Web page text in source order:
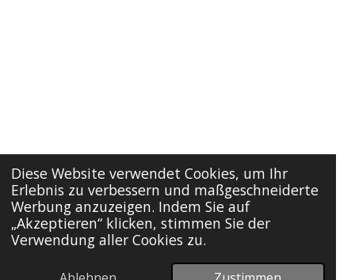
Diese Website verwendet Cookies, um Ihr
Erlebnis zu verbessern und maßgeschneiderte
Werbung anzuzeigen. Indem Sie auf
„Akzeptieren“ klicken, stimmen Sie der
Verwendung aller Cookies zu.